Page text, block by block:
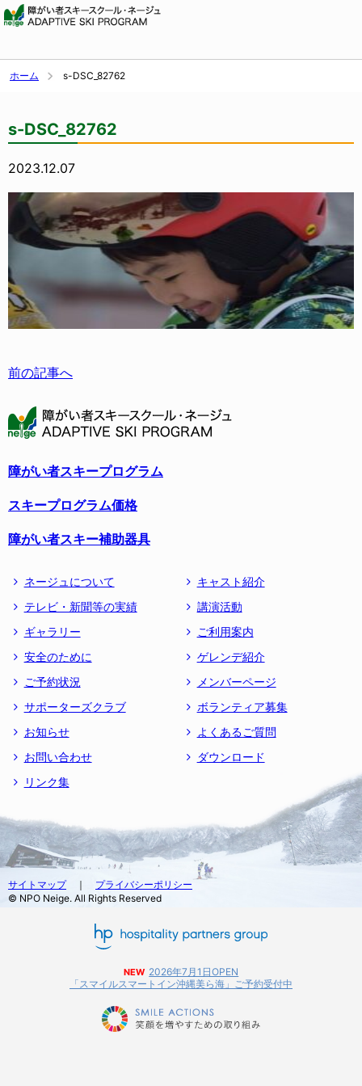
ホーム s-DSC_82762
s-DSC_82762
2023.12.07
前の記事へ
障がい者スキープログラム
スキープログラム価格
障がい者スキー補助器具
ネージュについて
キャスト紹介
テレビ・新聞等の実績
講演活動
ギャラリー
ご利用案内
安全のために
ゲレンデ紹介
ご予約状況
メンバーページ
サポーターズクラブ
ボランティア募集
お知らせ
よくあるご質問
お問い合わせ
ダウンロード
リンク集
サイトマップ｜ プライバシーポリシー
© NPO Neige. All Rights Reserved
NEW 2026年7月1日OPEN
「スマイルスマートイン沖縄美ら海」ご予約受付中